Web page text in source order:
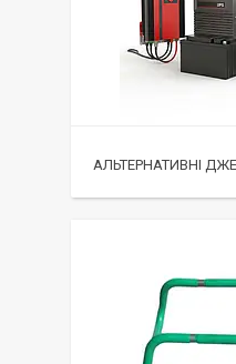
АЛЬТЕРНАТИВНІ